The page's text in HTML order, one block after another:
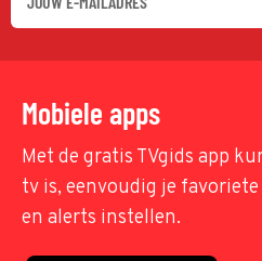
Mobiele apps
Met de gratis TVgids app
tv is, eenvoudig je
en alerts instellen.